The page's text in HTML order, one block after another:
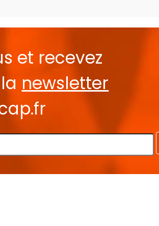
et recevez
newsletter